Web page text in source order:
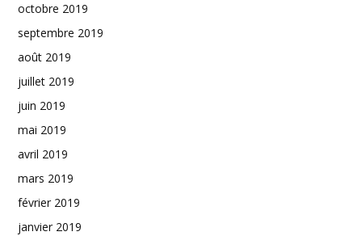
octobre 2019
septembre 2019
août 2019
juillet 2019
juin 2019
mai 2019
avril 2019
mars 2019
février 2019
janvier 2019